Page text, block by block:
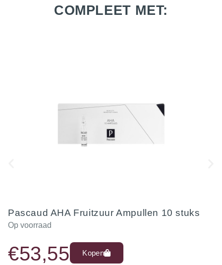
COMPLEET MET:
Pascaud AHA Fruitzuur Ampullen 10 stuks
Op voorraad
€53,55 Kopen